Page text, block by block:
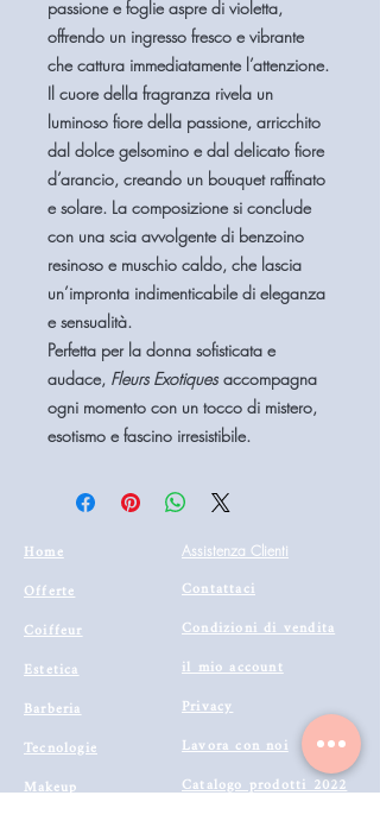
passione e foglie aspre di violetta,
offrendo un ingresso fresco e vibrante
che cattura immediatamente l’attenzione.
Il cuore della fragranza rivela un
luminoso fiore della passione, arricchito
dal dolce gelsomino e dal delicato fiore
d’arancio, creando un bouquet raffinato
e solare. La composizione si conclude
con una scia avvolgente di benzoino
resinoso e muschio caldo, che lascia
un’impronta indimenticabile di eleganza
e sensualità.
Perfetta per la donna sofisticata e
audace, Fleurs Exotiques accompagna
ogni momento con un tocco di mistero,
esotismo e fascino irresistibile.
Home
Offerte
Coiffeur
Estetica
Barberia
Tecnologie
Makeup
Assistenza Clienti
Contattaci
Condizioni di vendita
il mio account
Privacy
Lavora con noi
Catalogo prodotti 2022